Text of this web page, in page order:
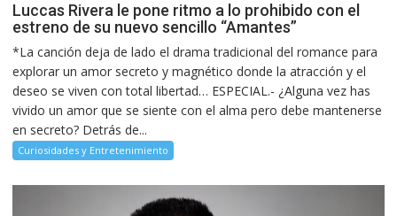
Luccas Rivera le pone ritmo a lo prohibido con el
estreno de su nuevo sencillo “Amantes”
*La canción deja de lado el drama tradicional del romance para
explorar un amor secreto y magnético donde la atracción y el
deseo se viven con total libertad… ESPECIAL.- ¿Alguna vez has
vivido un amor que se siente con el alma pero debe mantenerse
en secreto? Detrás de...
Curiosidades y Entretenimiento